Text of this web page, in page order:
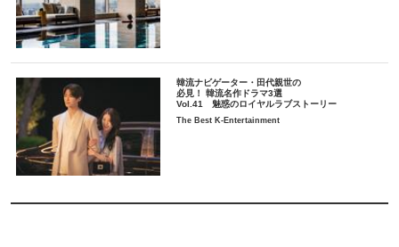
韓流ナビゲーター・田代親世の
必見！ 韓流名作ドラマ3選
Vol.41 魅惑のロイヤルラブストーリー
The Best K-Entertainment